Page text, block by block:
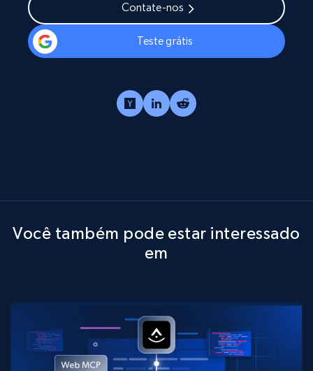
Contate-nos
Teste grátis
Você também pode estar interessado
em